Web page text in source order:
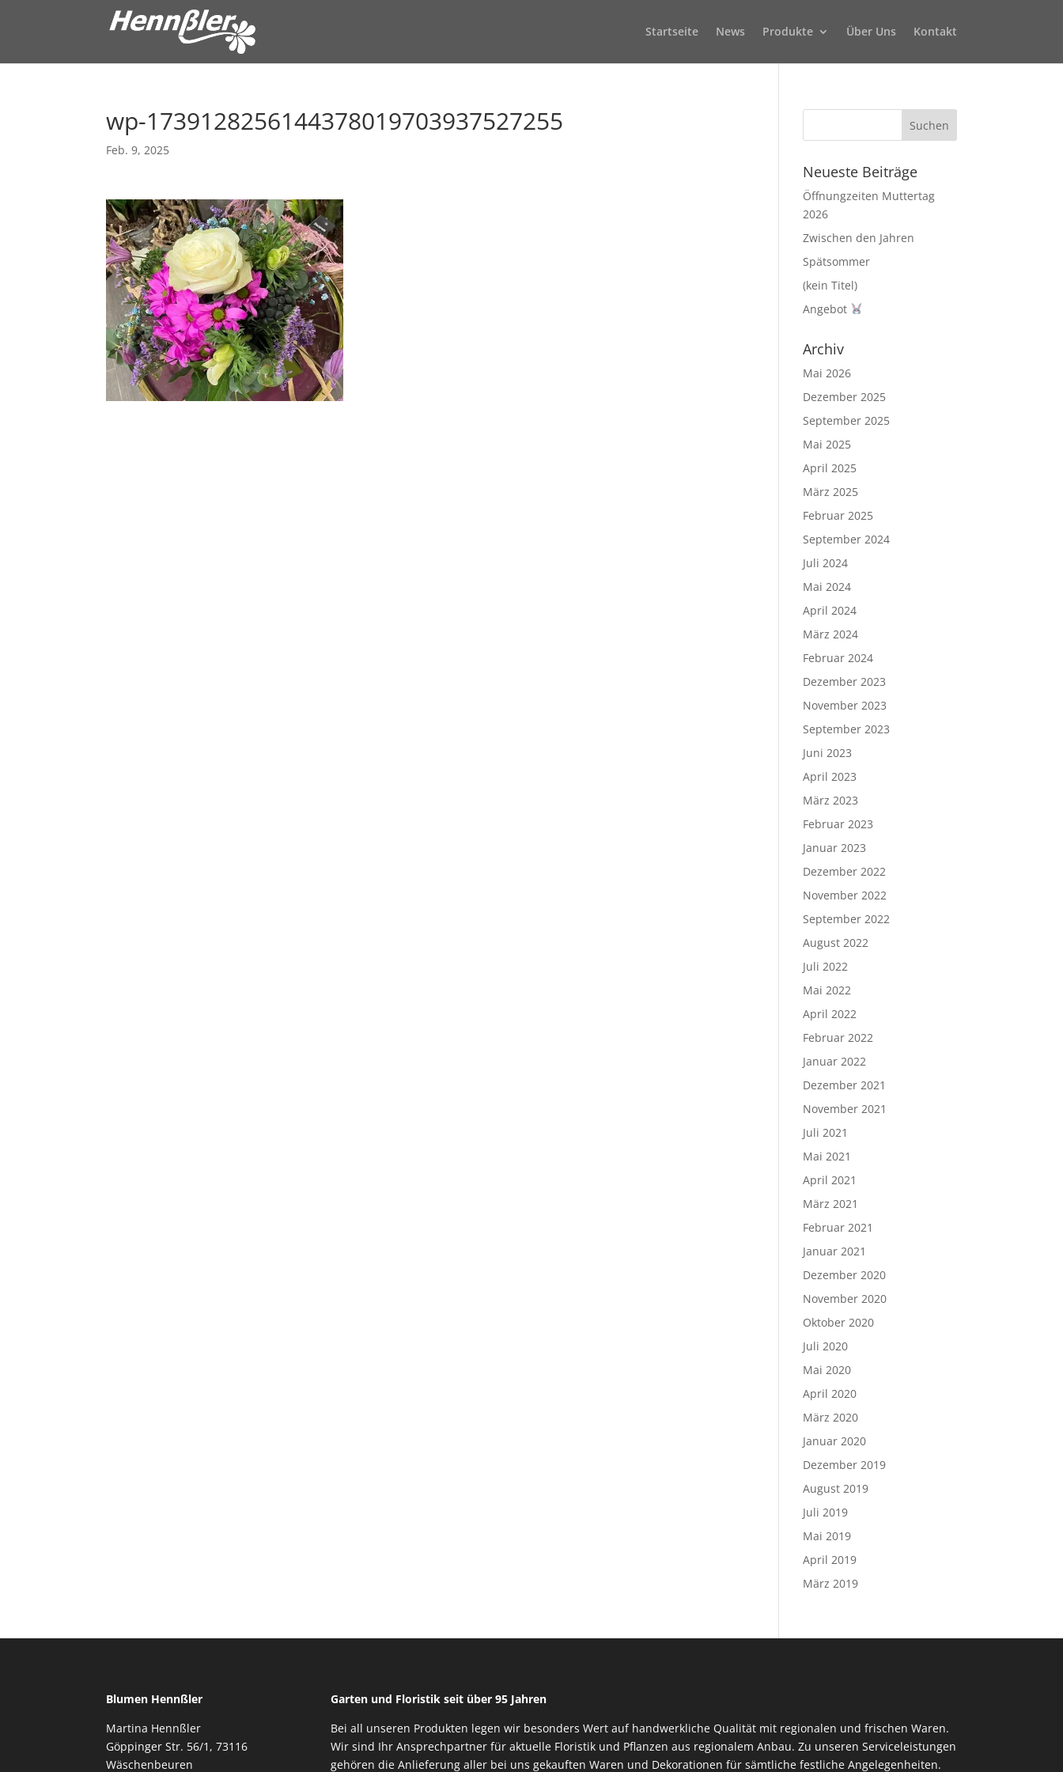
Startseite News Produkte Über Uns Kontakt
wp-1739128256144378019703937527255
Feb. 9, 2025
Neueste Beiträge
Öffnungzeiten Muttertag
2026
Zwischen den Jahren
Spätsommer
(kein Titel)
Angebot
Archiv
Mai 2026
Dezember 2025
September 2025
Mai 2025
April 2025
März 2025
Februar 2025
September 2024
Juli 2024
Mai 2024
April 2024
März 2024
Februar 2024
Dezember 2023
November 2023
September 2023
Juni 2023
April 2023
März 2023
Februar 2023
Januar 2023
Dezember 2022
November 2022
September 2022
August 2022
Juli 2022
Mai 2022
April 2022
Februar 2022
Januar 2022
Dezember 2021
November 2021
Juli 2021
Mai 2021
April 2021
März 2021
Februar 2021
Januar 2021
Dezember 2020
November 2020
Oktober 2020
Juli 2020
Mai 2020
April 2020
März 2020
Januar 2020
Dezember 2019
August 2019
Juli 2019
Mai 2019
April 2019
März 2019
Blumen Hennßler
Martina Hennßler
Göppinger Str. 56/1, 73116
Wäschenbeuren
Garten und Floristik seit über 95 Jahren
Bei all unseren Produkten legen wir besonders Wert auf handwerkliche Qualität mit regionalen und frischen Waren.
Wir sind Ihr Ansprechpartner für aktuelle Floristik und Pflanzen aus regionalem Anbau. Zu unseren Serviceleistungen
gehören die Anlieferung aller bei uns gekauften Waren und Dekorationen für sämtliche festliche Angelegenheiten.